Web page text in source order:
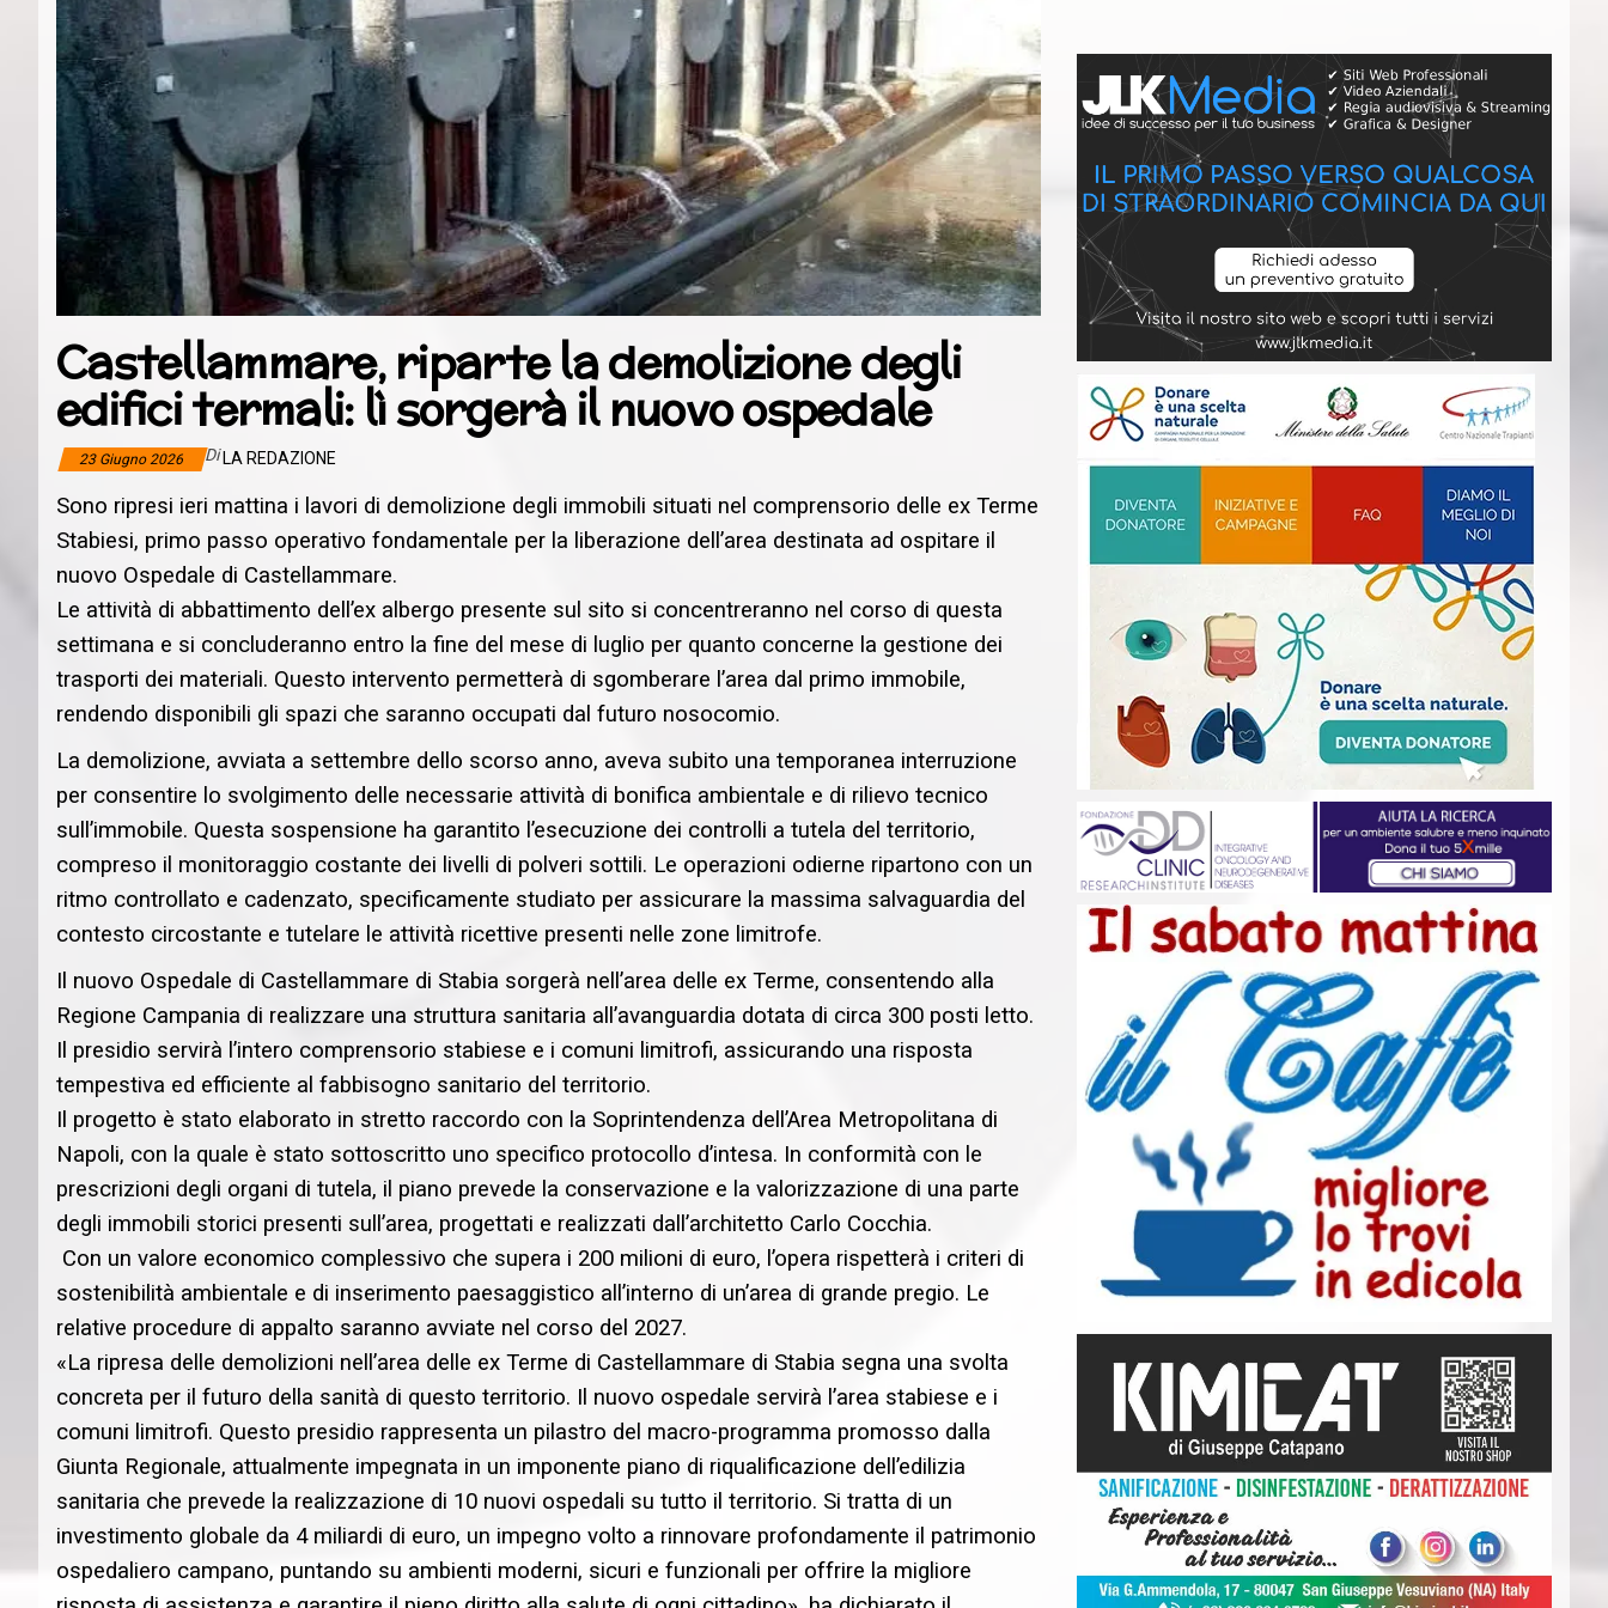
Castellammare, riparte la demolizione degli
edifici termali: lì sorgerà il nuovo ospedale
23 Giugno 2026 Di LA REDAZIONE
Sono ripresi ieri mattina i lavori di demolizione degli immobili situati nel comprensorio delle ex Terme
Stabiesi, primo passo operativo fondamentale per la liberazione dell’area destinata ad ospitare il
nuovo Ospedale di Castellammare.
Le attività di abbattimento dell’ex albergo presente sul sito si concentreranno nel corso di questa
settimana e si concluderanno entro la fine del mese di luglio per quanto concerne la gestione dei
trasporti dei materiali. Questo intervento permetterà di sgomberare l’area dal primo immobile,
rendendo disponibili gli spazi che saranno occupati dal futuro nosocomio.
La demolizione, avviata a settembre dello scorso anno, aveva subito una temporanea interruzione
per consentire lo svolgimento delle necessarie attività di bonifica ambientale e di rilievo tecnico
sull’immobile. Questa sospensione ha garantito l’esecuzione dei controlli a tutela del territorio,
compreso il monitoraggio costante dei livelli di polveri sottili. Le operazioni odierne ripartono con un
ritmo controllato e cadenzato, specificamente studiato per assicurare la massima salvaguardia del
contesto circostante e tutelare le attività ricettive presenti nelle zone limitrofe.
Il nuovo Ospedale di Castellammare di Stabia sorgerà nell’area delle ex Terme, consentendo alla
Regione Campania di realizzare una struttura sanitaria all’avanguardia dotata di circa 300 posti letto.
Il presidio servirà l’intero comprensorio stabiese e i comuni limitrofi, assicurando una risposta
tempestiva ed efficiente al fabbisogno sanitario del territorio.
Il progetto è stato elaborato in stretto raccordo con la Soprintendenza dell’Area Metropolitana di
Napoli, con la quale è stato sottoscritto uno specifico protocollo d’intesa. In conformità con le
prescrizioni degli organi di tutela, il piano prevede la conservazione e la valorizzazione di una parte
degli immobili storici presenti sull’area, progettati e realizzati dall’architetto Carlo Cocchia.
Con un valore economico complessivo che supera i 200 milioni di euro, l’opera rispetterà i criteri di
sostenibilità ambientale e di inserimento paesaggistico all’interno di un’area di grande pregio. Le
relative procedure di appalto saranno avviate nel corso del 2027.
«La ripresa delle demolizioni nell’area delle ex Terme di Castellammare di Stabia segna una svolta
concreta per il futuro della sanità di questo territorio. Il nuovo ospedale servirà l’area stabiese e i
comuni limitrofi. Questo presidio rappresenta un pilastro del macro-programma promosso dalla
Giunta Regionale, attualmente impegnata in un imponente piano di riqualificazione dell’edilizia
sanitaria che prevede la realizzazione di 10 nuovi ospedali su tutto il territorio. Si tratta di un
investimento globale da 4 miliardi di euro, un impegno volto a rinnovare profondamente il patrimonio
ospedaliero campano, puntando su ambienti moderni, sicuri e funzionali per offrire la migliore